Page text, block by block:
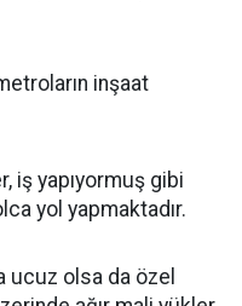
inşaat
iş yapıyormuş gibi
yol yapmaktadır.
ucuz olsa da özel